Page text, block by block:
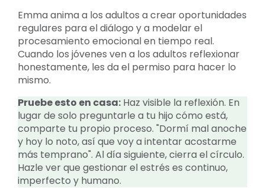
Emma anima a los adultos a crear oportunidades
regulares para el diálogo y a modelar el
procesamiento emocional en tiempo real.
Cuando los jóvenes ven a los adultos reflexionar
honestamente, les da el permiso para hacer lo
mismo.
Pruebe esto en casa: Haz visible la reflexión. En
lugar de solo preguntarle a tu hijo cómo está,
comparte tu propio proceso. "Dormí mal anoche
y hoy lo noto, así que voy a intentar acostarme
más temprano". Al día siguiente, cierra el círculo.
Hazle ver que gestionar el estrés es continuo,
imperfecto y humano.